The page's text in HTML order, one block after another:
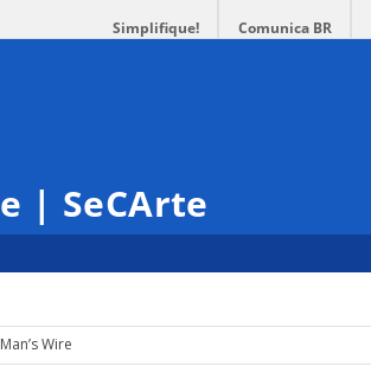
Simplifique! Comunica BR
| SeCArte
Wire